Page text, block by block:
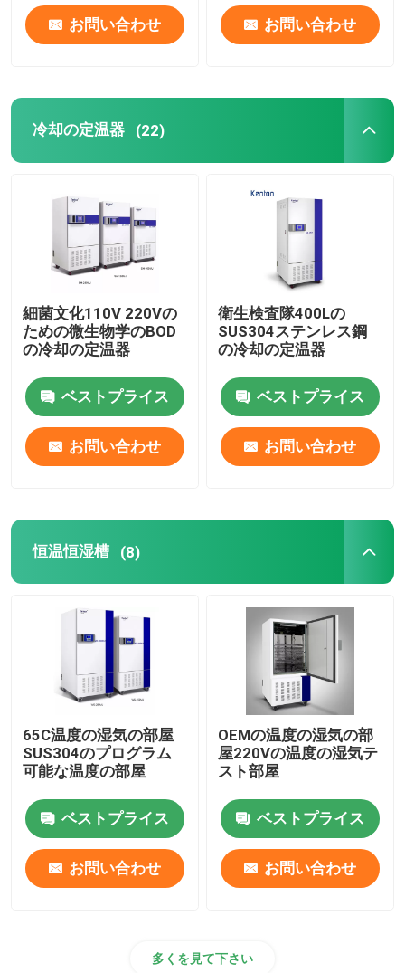
層流のキャビネット
軌道シェーカーの定温器
二酸化炭素の定温器
嫌気性インキュベーター
環境試験室
血小板インキュベーターアジテーター
実験用ウォーターバス
お問い合わせ お問い合わせ
冷却の定温器 (22)
細菌文化110V 220Vの
ための微生物学のBOD
の冷却の定温器
ベストプライス
お問い合わせ
衛生検査隊400Lの
SUS304ステンレス鋼
の冷却の定温器
ベストプライス
お問い合わせ
恒温恒湿槽 (8)
65C温度の湿気の部屋
SUS304のプログラム
可能な温度の部屋
ベストプライス
お問い合わせ
OEMの温度の湿気の部
屋220Vの温度の湿気テ
スト部屋
ベストプライス
お問い合わせ
多くを見て下さい